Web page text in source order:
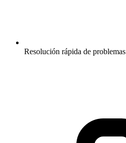
Resolución rápida de problemas